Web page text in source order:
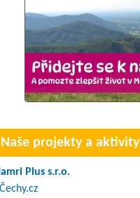
Naše projekty a aktivity
Plus s.r.o.